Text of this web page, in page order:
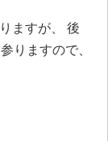
ますが、 後
りますので、